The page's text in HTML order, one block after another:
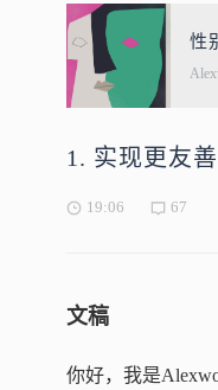
性
1. 实现更友
19:06 67
文稿
你好，我是